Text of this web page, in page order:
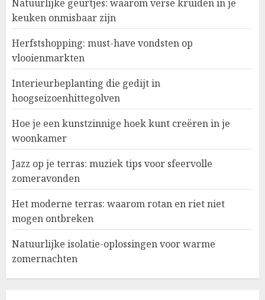
Natuurlijke geurtjes: waarom verse kruiden in je
keuken onmisbaar zijn
Herfstshopping: must-have vondsten op
vlooienmarkten
Interieurbeplanting die gedijt in
hoogseizoenhittegolven
Hoe je een kunstzinnige hoek kunt creëren in je
woonkamer
Jazz op je terras: muziek tips voor sfeervolle
zomeravonden
Het moderne terras: waarom rotan en riet niet
mogen ontbreken
Natuurlijke isolatie-oplossingen voor warme
zomernachten